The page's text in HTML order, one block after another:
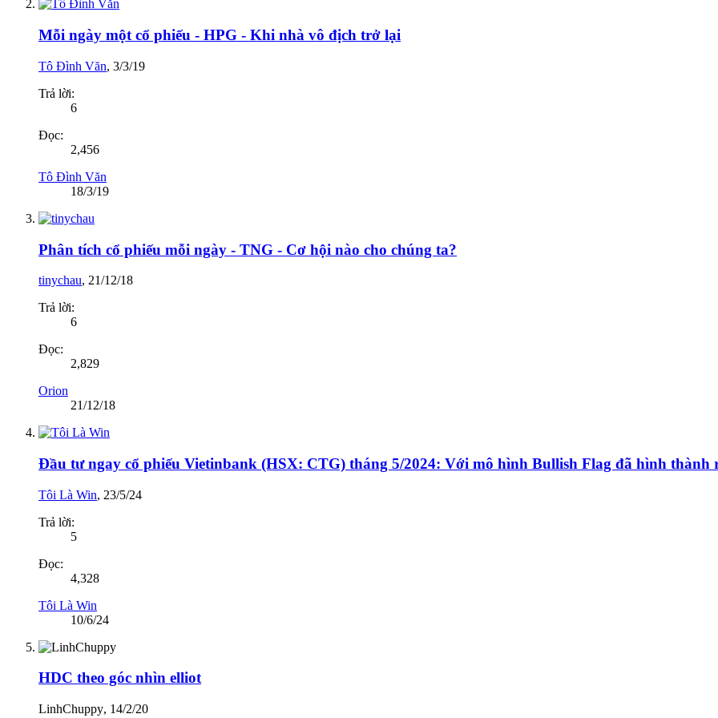
Mỗi ngày một cổ phiếu - HPG - Khi nhà vô địch trở lại
Tô Đình Văn, 3/3/19
Trả lời:
6
Đọc:
2,456
Tô Đình Văn
18/3/19
Phân tích cổ phiếu mỗi ngày - TNG - Cơ hội nào cho chúng ta?
tinychau, 21/12/18
Trả lời:
6
Đọc:
2,829
Orion
21/12/18
Đầu tư ngay cổ phiếu Vietinbank (HSX: CTG) tháng 5/2024: Với mô hình Bullish Flag đã hình thành
Tôi Là Win, 23/5/24
Trả lời:
5
Đọc:
4,328
Tôi Là Win
10/6/24
HDC theo góc nhìn elliot
LinhChuppy, 14/2/20